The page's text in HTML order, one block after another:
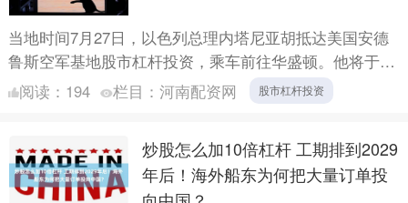
当地时间7月27日，以色列总理内塔尼亚胡抵达美国安德
鲁斯空军基地股市杠杆投资，乘车前往华盛顿。他将于当
地时间7月28日赴白宫会晤美国总统特朗普。按计划，内
阅读： 194 栏目： 河南配资网 股市杠杆投资
炒股怎么加10倍杠杆 工期排到2029
年后！海外船东为何把大量订单投